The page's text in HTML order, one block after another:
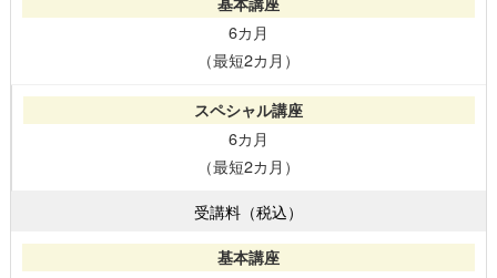
6カ月
（最短2カ月）
6カ月
（最短2カ月）
受講料（税込）